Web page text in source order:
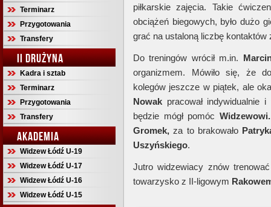
Terminarz
Przygotowania
Transfery
II DRUŻYNA
Kadra i sztab
Terminarz
Przygotowania
Transfery
AKADEMIA
Widzew Łódź U-19
Widzew Łódź U-17
Widzew Łódź U-16
Widzew Łódź U-15
piłkarskie zajęcia. Takie
obciążeń biegowych, było dużo
grać na ustaloną liczbę kontaktów
Do treningów wrócił m.in.
organizmem. Mówiło się, że
kolegów jeszcze w piątek, ale
Nowak pracował
będzie mógł pomóc
Gromek, za to brakowało
Uszyńskiego.
Jutro widzewiacy znów
towarzysko z II-ligowym